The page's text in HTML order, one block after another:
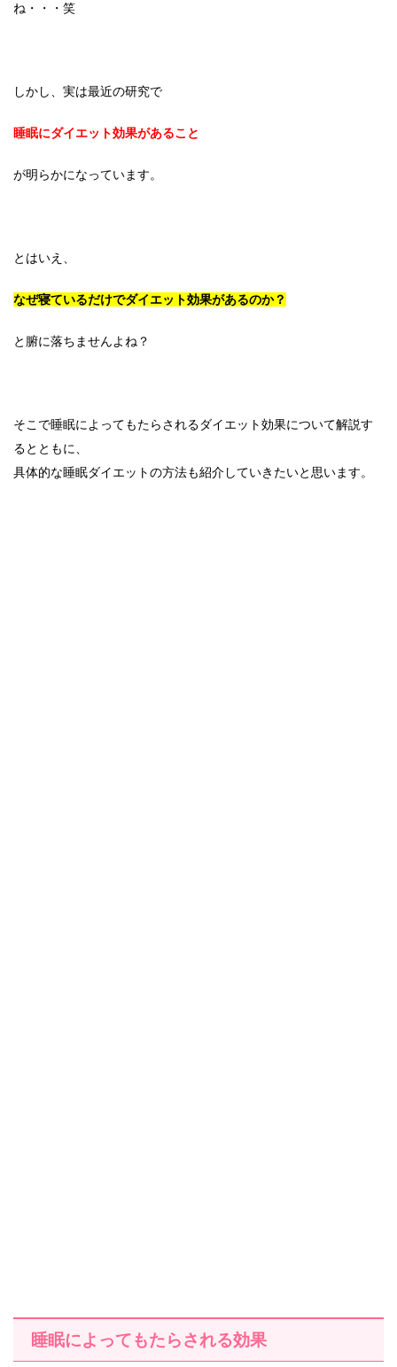
ね・・・笑
しかし、実は最近の研究で
睡眠にダイエット効果があること
が明らかになっています。
とはいえ、
なぜ寝ているだけでダイエット効果があるのか？
と腑に落ちませんよね？
そこで睡眠によってもたらされるダイエット効果について解説す
るとともに、
具体的な睡眠ダイエットの方法も紹介していきたいと思います。
睡眠によってもたらされる効果